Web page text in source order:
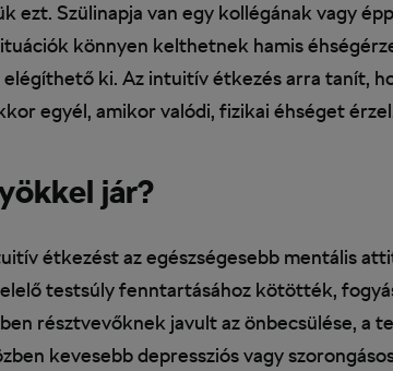
ezt. Szülinapja van egy kollégának vagy
könnyen kelthetnek hamis
ki. Az intuitív étkezés arra tanít,
egyél, amikor valódi, fizikai éhséget
jár?
étkezést az egészségesebb mentális
testsúly fenntartásához kötötték,
résztvevőknek javult az önbecsülése, a
kevesebb depressziós vagy